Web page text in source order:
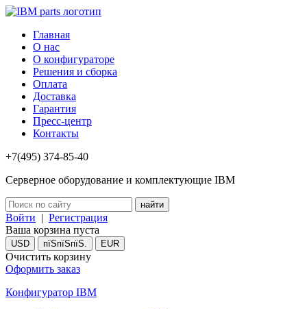
Главная
О нас
О конфигураторе
Решения и сборка
Оплата
Доставка
Гарантия
Пресс-центр
Контакты
+7(495) 374-85-40
Серверное оборудование и комплектующие IBM
Войти | Регистрация
Ваша корзина пуста
USD пїЅпїЅпїЅ. EUR
Очистить корзину
Оформить заказ
Конфигуратор IBM